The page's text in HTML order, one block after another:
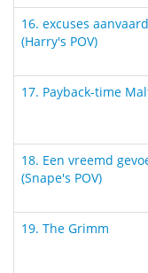
16. excuses aanvaard
(Harry's POV)
17. Payback-time
18. Een vreemd
(Snape's POV)
19. The Grimm